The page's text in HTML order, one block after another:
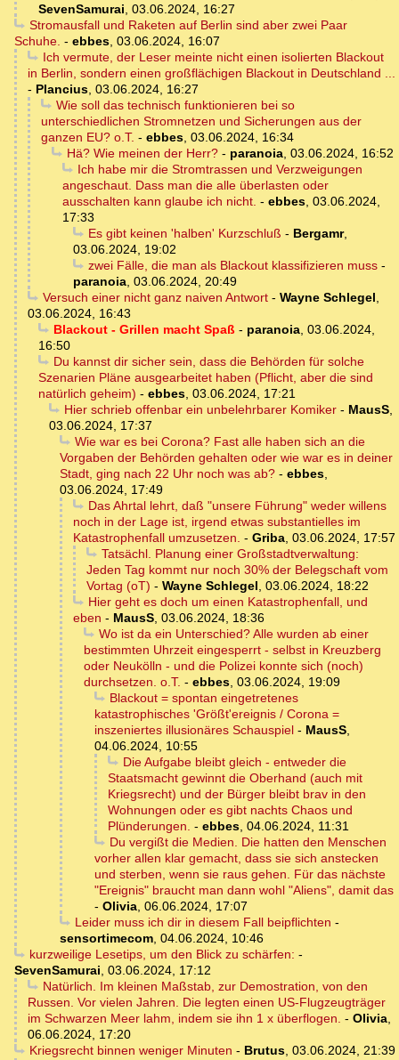
SevenSamurai, 03.06.2024, 16:27
Stromausfall und Raketen auf Berlin sind aber zwei Paar
Schuhe. - ebbes, 03.06.2024, 16:07
Ich vermute, der Leser meinte nicht einen isolierten Blackout
in Berlin, sondern einen großflächigen Blackout in Deutschland ...
- Plancius, 03.06.2024, 16:27
Wie soll das technisch funktionieren bei so
unterschiedlichen Stromnetzen und Sicherungen aus der
ganzen EU? o.T. - ebbes, 03.06.2024, 16:34
Hä? Wie meinen der Herr?- paranoia, 03.06.2024, 16:52
Ich habe mir die Stromtrassen und Verzweigungen
angeschaut. Dass man die alle überlasten oder
ausschalten kann glaube ich nicht. - ebbes, 03.06.2024,
17:33
Es gibt keinen 'halben' Kurzschluß - Bergamr,
03.06.2024, 19:02
zwei Fälle, die man als Blackout klassifizieren muss-
paranoia, 03.06.2024, 20:49
Versuch einer nicht ganz naiven Antwort- Wayne Schlegel,
03.06.2024, 16:43
Blackout - Grillen macht Spaß- paranoia, 03.06.2024,
16:50
Du kannst dir sicher sein, dass die Behörden für solche
Szenarien Pläne ausgearbeitet haben (Pflicht, aber die sind
natürlich geheim) - ebbes, 03.06.2024, 17:21
Hier schrieb offenbar ein unbelehrbarer Komiker- MausS,
03.06.2024, 17:37
Wie war es bei Corona? Fast alle haben sich an die
Vorgaben der Behörden gehalten oder wie war es in deiner
Stadt, ging nach 22 Uhr noch was ab? - ebbes,
03.06.2024, 17:49
Das Ahrtal lehrt, daß "unsere Führung" weder willens
noch in der Lage ist, irgend etwas substantielles im
Katastrophenfall umzusetzen. - Griba, 03.06.2024, 17:57
Tatsächl. Planung einer Großstadtverwaltung:
Jeden Tag kommt nur noch 30% der Belegschaft vom
Vortag (oT) - Wayne Schlegel, 03.06.2024, 18:22
Hier geht es doch um einen Katastrophenfall, und
eben - MausS, 03.06.2024, 18:36
Wo ist da ein Unterschied? Alle wurden ab einer
bestimmten Uhrzeit eingesperrt - selbst in Kreuzberg
oder Neukölln - und die Polizei konnte sich (noch)
durchsetzen. o.T. - ebbes, 03.06.2024, 19:09
Blackout = spontan eingetretenes
katastrophisches 'Größt'ereignis / Corona =
inszeniertes illusionäres Schauspiel - MausS,
04.06.2024, 10:55
Die Aufgabe bleibt gleich - entweder die
Staatsmacht gewinnt die Oberhand (auch mit
Kriegsrecht) und der Bürger bleibt brav in den
Wohnungen oder es gibt nachts Chaos und
Plünderungen. - ebbes, 04.06.2024, 11:31
Du vergißt die Medien. Die hatten den Menschen
vorher allen klar gemacht, dass sie sich anstecken
und sterben, wenn sie raus gehen. Für das nächste
"Ereignis" braucht man dann wohl "Aliens", damit das
- Olivia, 06.06.2024, 17:07
Leider muss ich dir in diesem Fall beipflichten -
sensortimecom, 04.06.2024, 10:46
kurzweilige Lesetips, um den Blick zu schärfen: -
SevenSamurai, 03.06.2024, 17:12
Natürlich. Im kleinen Maßstab, zur Demostration, von den
Russen. Vor vielen Jahren. Die legten einen US-Flugzeugträger
im Schwarzen Meer lahm, indem sie ihn 1 x überflogen. - Olivia,
06.06.2024, 17:20
Kriegsrecht binnen weniger Minuten - Brutus, 03.06.2024, 21:39